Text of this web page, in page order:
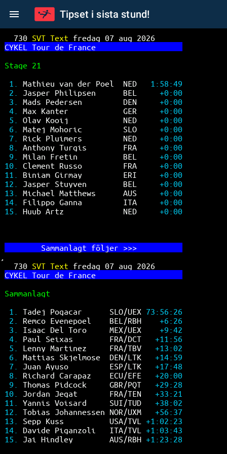
Tipset i sista stund!
730 SVT Text fredag 07 aug 2026
CYKEL Tour de France
Stage 21
1. Mathieu van der Poel  NED 1:58:49
2. Jasper Philipsen      BEL +0:00
3. Mads Pedersen         DEN +0:00
4. Max Kanter            GER +0:00
5. Olav Kooij            NED +0:00
6. Matej Mohoric         SLO +0:00
7. Rick Pluimers         NED +0:00
8. Anthony Turgis        FRA +0:00
9. Milan Fretin          BEL +0:00
10. Clement Russo         FRA +0:00
11. Biniam Girmay         ERI +0:00
12. Jasper Stuyven        BEL +0:00
13. Michael Matthews      AUS +0:00
14. Filippo Ganna         ITA +0:00
15. Huub Artz             NED +0:00
        Sa
mmanlagt följer >>>
730 SVT Text fredag 07 aug 2026
CYKEL Tour de France
Sammanlagt
1. Tadej Pogacar      SLO/UEX 73:56:26
2. Remco Evenepoel    BEL/RBH +6:26
3. Isaac Del Toro     MEX/UEX +9:42
4. Paul Seixas        FRA/DCT +11:56
5. Lenny Martinez     FRA/TBV +13:02
6. Mattias Skjelmose  DEN/LTK +14:59
7. Juan Ayuso         ESP/LTK +17:48
8. Richard Carapaz    ECU/EFE +20:00
9. Thomas Pidcock     GBR/PQT +29:28
10. Jordan Jegat       FRA/TEN +33:21
11. Yannis Voisard     SUI/TUD +38:02
12. Tobias Johannessen NOR/UXM +56:37
13. Sepp Kuss          USA/TVL +1:02:23
14. Davide Piganzoli   ITA/TVL +1:03:43
15. Jai Hindley        AUS/RBH +1:23:28